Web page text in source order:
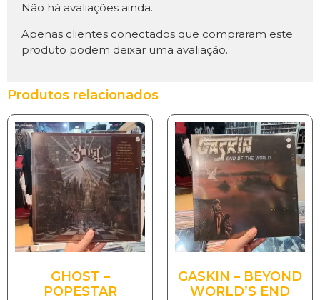
Não há avaliações ainda.
Apenas clientes conectados que compraram este
produto podem deixar uma avaliação.
Produtos relacionados
GHOST –
POPESTAR
GASKIN – BEYOND
WORLD’S END